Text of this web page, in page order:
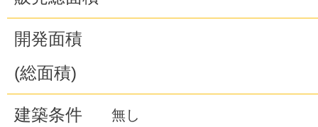
開発面積
(総面積)
建築条件 無し